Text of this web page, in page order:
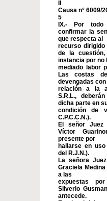
Causa n° 6009/
5
IX.- Por
confirmar la
que respecta al
recurso dirigido
de la
instancia por no
mediado labor
Las costas
devengadas con
relación a la
S.R.L.,
dicha parte en
condición de
C.P.C.C.N.).
El señor Juez
Víctor
presente por
hallarse en
del R.J.N.).
La señora
Graciela
a las
expuestas
Silverio
antecede.